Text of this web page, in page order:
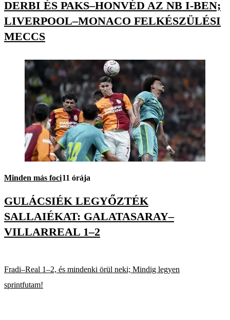
DERBI ÉS PAKS–HONVÉD AZ NB I-BEN;
LIVERPOOL–MONACO FELKÉSZÜLÉSI
MECCS
Minden más foci11 órája
GULÁCSIÉK LEGYŐZTÉK
SALLAIÉKAT: GALATASARAY–
VILLARREAL 1–2
Fradi–Real 1–2, és mindenki örül neki; Mindig legyen
sprintfutam!